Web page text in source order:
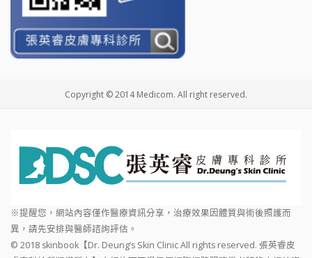
Copyright © 2014 Medicom. All right reserved.
※提醒您，網站內容僅作醫療資訊分享，治療效果因體質與術後照護而
異，請先安排與醫師諮詢評估。
© 2018 skinbook【Dr. Deung‘s Skin Clinic All rights reserved. 張英睿皮